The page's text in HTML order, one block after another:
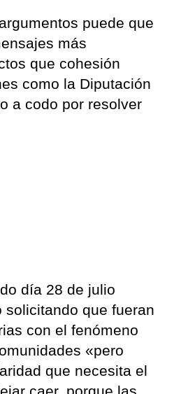
puede que
más
que cohesión
como la Diputación
a codo por resolver
día 28 de julio
que fueran
con el fenómeno
«pero
que necesita el